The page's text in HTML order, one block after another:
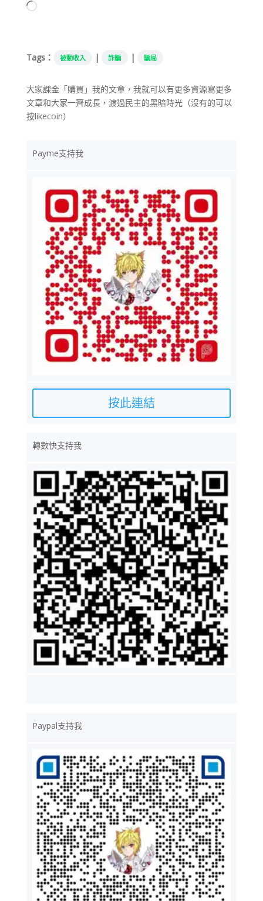
正
Tags：
被動收入 | 詐騙 | 騙局
大家課金「購買」我的文章，我就可以有更多資源寫更多
文章和大家一齊成長，渡過民主的黑暗時光（沒有的可以
按likecoin）
Payme支持我
按此連結
轉數快支持我
Paypal支持我